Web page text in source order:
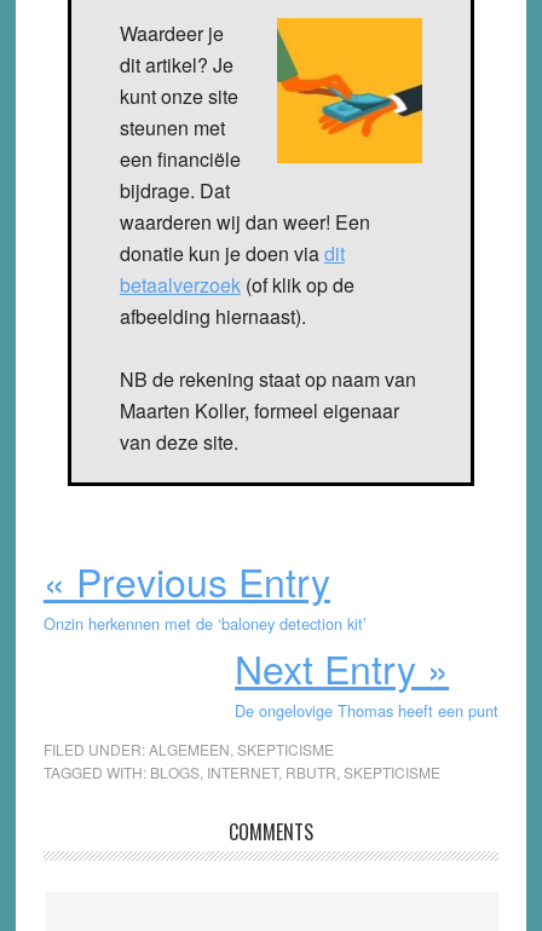
Waardeer je
dit artikel? Je
kunt onze site
steunen met
een financiële
bijdrage. Dat
waarderen wij dan weer! Een
donatie kun je doen viadit
betaalverzoek(of klik op de
afbeelding hiernaast).
NB de rekening staat op naam van
Maarten Koller, formeel eigenaar
van deze site.
« Previous Entry
Onzin herkennen met de ‘baloney detection kit’
Next Entry »
De ongelovige Thomas heeft een punt
FILED UNDER:ALGEMEEN SKEPTICISME
TAGGED WITH: BLOGS, INTERNET, RBUTR SKEPTICISME
Interactions
COMMENTS